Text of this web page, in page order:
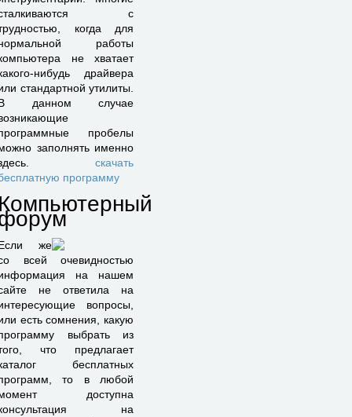
с
когда для
работы
не хватает
нибудь драйвера
стандартной утилиты.
данном случае
пробелы
заполнять именно
скачать
программу
же
всей очевидностью
на нашем
не ответила на
вопросы,
есть сомнения, какую
выбрать из
что предлагает
бесплатных
то в любой
доступна
на